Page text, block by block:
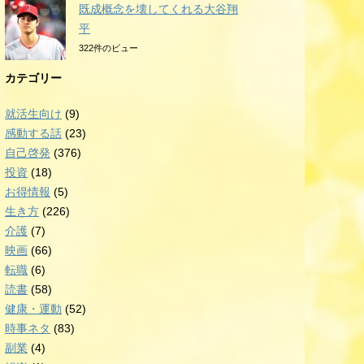
既成概念を壊してくれる大谷翔
平
322件のビュー
カテゴリー
就活生向け (9)
感動する話 (23)
自己啓発 (376)
投資 (18)
お得情報 (5)
生き方 (226)
介護 (7)
映画 (66)
転職 (6)
読書 (58)
健康・運動 (52)
時事ネタ (83)
副業 (4)